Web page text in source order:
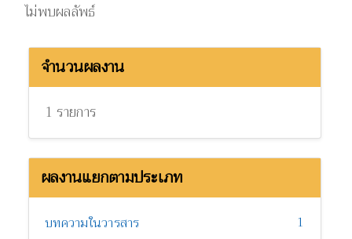
ไม่พบผลลัพธ์
จำนวนผลงาน
1 รายการ
ผลงานแยกตามประเภท
บทความในวารสาร 1